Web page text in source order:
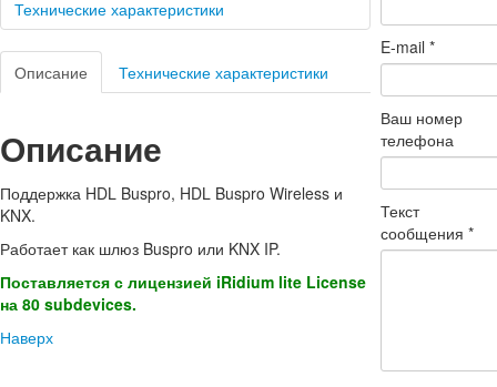
Технические характеристики
Описание Технические характеристики
Описание
Поддержка HDL Buspro, HDL Buspro Wireless и
KNX.
Работает как шлюз Buspro или KNX IP.
Поставляется с лицензией iRidium lite License
на 80 subdevices.
Наверх
E-mail*
Ваш номер
телефона
Текст
сообщения*